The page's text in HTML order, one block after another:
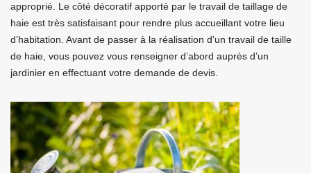
approprié. Le côté décoratif apporté par le travail de taillage de
haie est très satisfaisant pour rendre plus accueillant votre lieu
d’habitation. Avant de passer à la réalisation d’un travail de taille
de haie, vous pouvez vous renseigner d’abord auprès d’un
jardinier en effectuant votre demande de devis.